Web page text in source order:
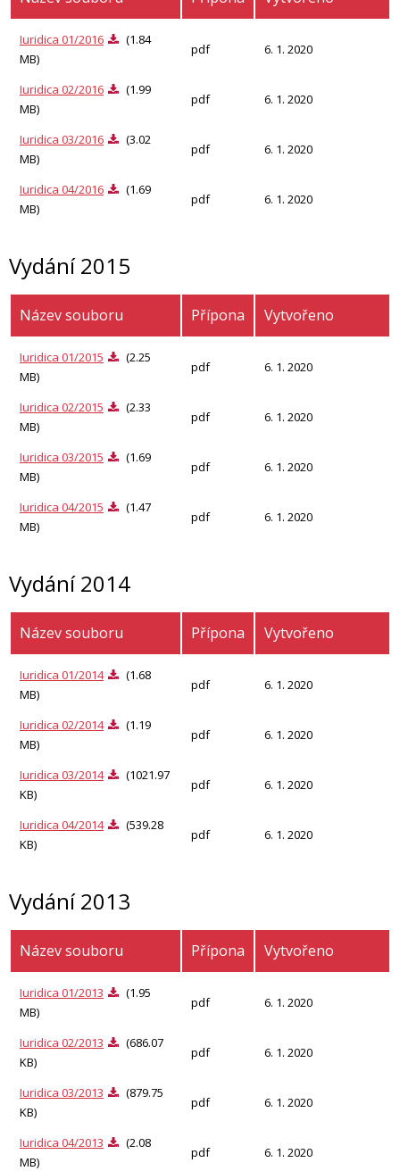
Iuridica 01/2016
(1.84
MB)
pdf 6. 1. 2020
Iuridica 02/2016
(1.99
MB)
pdf 6. 1. 2020
Iuridica 03/2016
(3.02
MB)
pdf 6. 1. 2020
Iuridica 04/2016
(1.69
MB)
pdf 6. 1. 2020
Vydání 2015
Název souboru Přípona Vytvořeno
Iuridica 01/2015
(2.25
MB)
pdf 6. 1. 2020
Iuridica 02/2015
(2.33
MB)
pdf 6. 1. 2020
Iuridica 03/2015
(1.69
MB)
pdf 6. 1. 2020
Iuridica 04/2015
(1.47
MB)
pdf 6. 1. 2020
Vydání 2014
Název souboru Přípona Vytvořeno
Iuridica 01/2014
(1.68
MB)
pdf 6. 1. 2020
Iuridica 02/2014
(1.19
MB)
pdf 6. 1. 2020
Iuridica 03/2014
(1021.97
KB)
pdf 6. 1. 2020
Iuridica 04/2014
(539.28
KB)
pdf 6. 1. 2020
Vydání 2013
Název souboru Přípona Vytvořeno
Iuridica 01/2013
(1.95
MB)
pdf 6. 1. 2020
Iuridica 02/2013
(686.07
KB)
pdf 6. 1. 2020
Iuridica 03/2013
(879.75
KB)
pdf 6. 1. 2020
Iuridica 04/2013
(2.08
MB)
pdf 6. 1. 2020